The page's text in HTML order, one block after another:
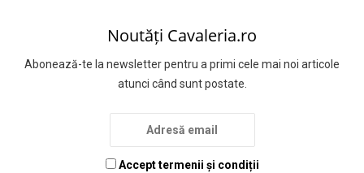
Noutăți Cavaleria.ro
Abonează-te la newsletter pentru a primi cele mai noi articole
atunci când sunt postate.
Accept termenii și condiții